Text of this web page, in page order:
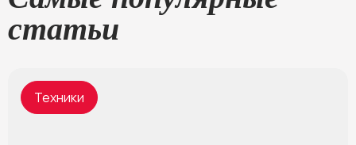
статьи
Техники